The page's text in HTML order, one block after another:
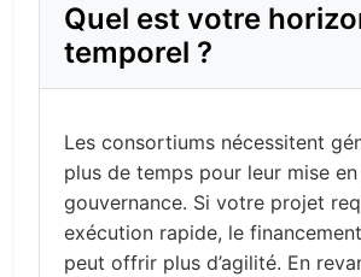
Quel est votre
temporel ?
Les consortiums nécessitent
plus de temps pour leur mise
gouvernance. Si votre projet
exécution rapide, le
peut offrir plus d’agilité. En